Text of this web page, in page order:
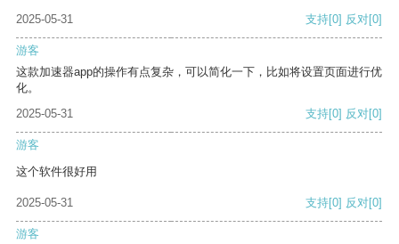
2025-05-31
支持[0] 反对[0]
游客
这款加速器app的操作有点复杂，可以简化一下，比如将设置页面进行优
化。
2025-05-31
支持[0] 反对[0]
游客
这个软件很好用
2025-05-31 支持[0] 反对[0]
游客